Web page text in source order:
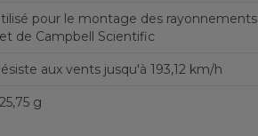
pour le montage des rayonnements
de Campbell Scientific
aux vents jusqu'à 193,12 km/h
g